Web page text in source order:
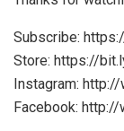
Subscribe:
Store: https://
Instagram:
Facebook: